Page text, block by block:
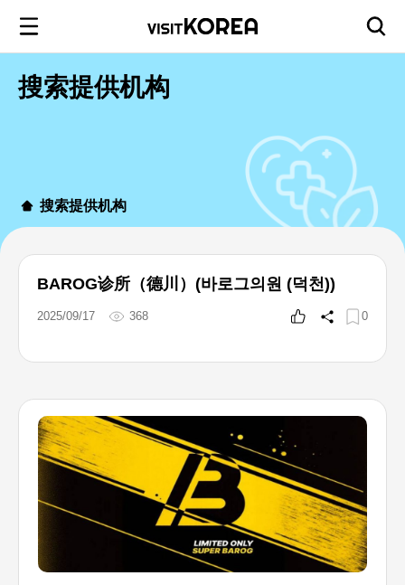
搜索提供机构
搜索提供机构
BAROG诊所（德川）(바로그의원 (덕천))
2025/09/17 368 0